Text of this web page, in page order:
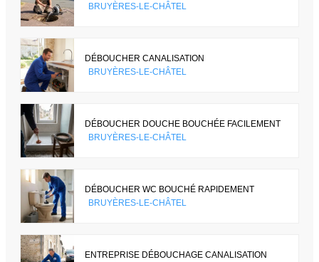
BRUYÈRES-LE-CHÂTEL
DÉBOUCHER CANALISATION
BRUYÈRES-LE-CHÂTEL
DÉBOUCHER DOUCHE BOUCHÉE FACILEMENT
BRUYÈRES-LE-CHÂTEL
DÉBOUCHER WC BOUCHÉ RAPIDEMENT
BRUYÈRES-LE-CHÂTEL
ENTREPRISE DÉBOUCHAGE CANALISATION